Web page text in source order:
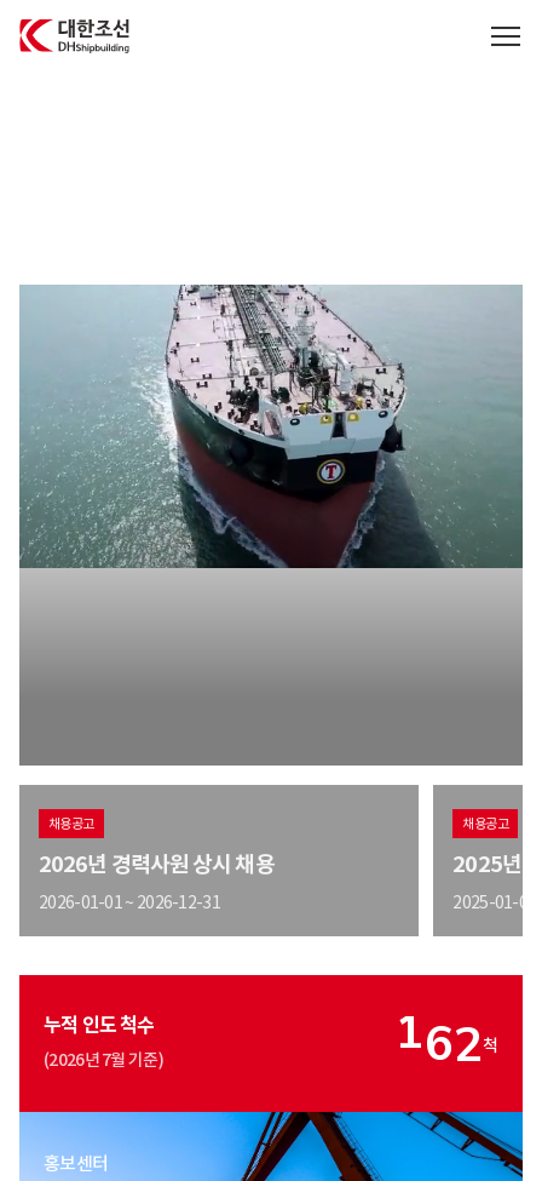
대한조선주식회사
채용공고
2026년 경력사원 상시 채용
2026-01-01 ~ 2026-12-31
채용공고
2025년
2025-01-01
누적 인도 척수
(2026년 7월 기준)
1
1
6
6
2
1
척
홍보센터